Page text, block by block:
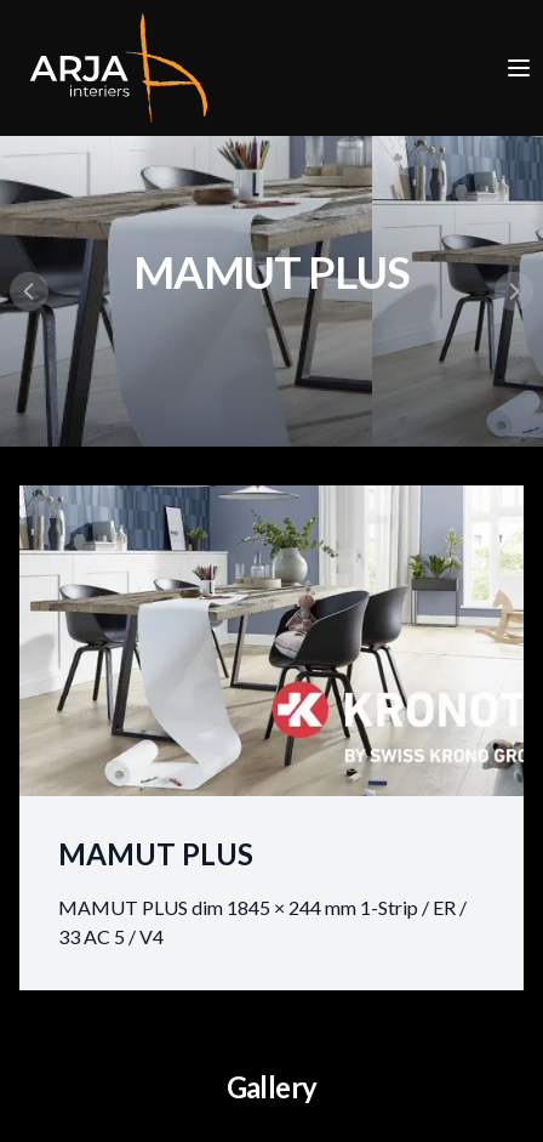
MAMUT PLUS
MAMUT PLUS
MAMUT PLUS dim 1845 × 244 mm 1-Strip / ER /
33 AC 5 / V4
Gallery